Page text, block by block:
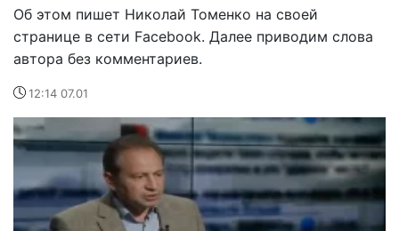
Об этом пишет Николай Томенко на своей
странице в сети Facebook. Далее приводим слова
автора без комментариев.
12:14 07.01